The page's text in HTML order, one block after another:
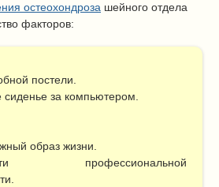
остеохондроза шейного отдела
факторов:
постели.
сиденье за компьютером.
образ жизни.
профессиональной